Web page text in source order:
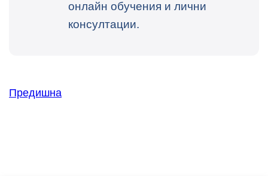
онлайн обучения и лични
консултации.
Предишна